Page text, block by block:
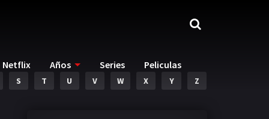
Netflix Años Series Peliculas
S T U V W X Y Z